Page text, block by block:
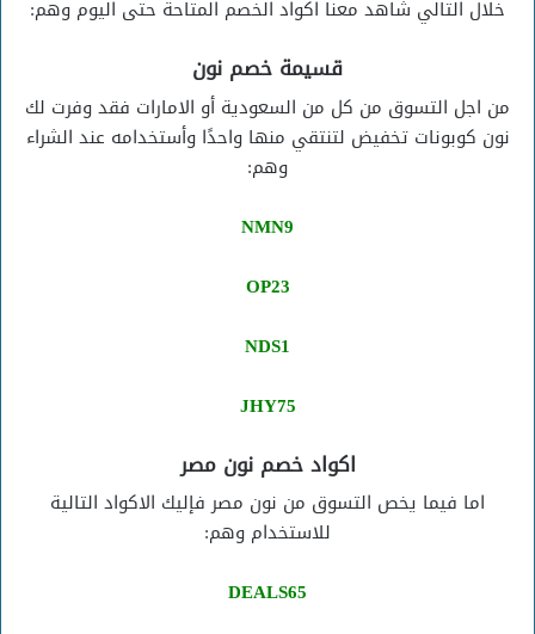
خلال التالي شاهد معنا اكواد الخصم المتاحة حتى اليوم وهم:
قسيمة خصم نون
من اجل التسوق من كل من السعودية أو الامارات فقد وفرت لك
نون كوبونات تخفيض لتنتقي منها واحدًا وأستخدامه عند الشراء
وهم:
NMN9
OP23
NDS1
JHY75
اكواد خصم نون مصر
اما فيما يخص التسوق من نون مصر فإليك الاكواد التالية
للاستخدام وهم:
DEALS65